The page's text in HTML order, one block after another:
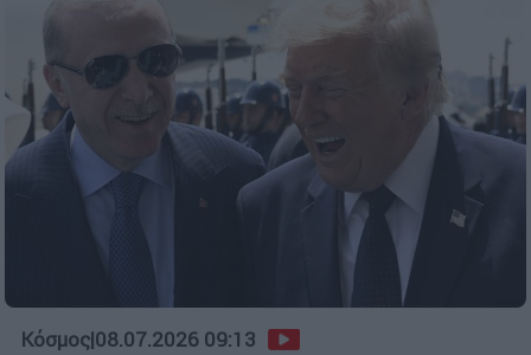
Κόσμος|08.07.2026 09:13